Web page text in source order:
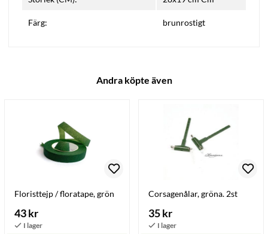
Färg: brunrostigt
Andra köpte även
Floristtejp / floratape, grön
43 kr
Corsagenålar, gröna. 2st
35 kr